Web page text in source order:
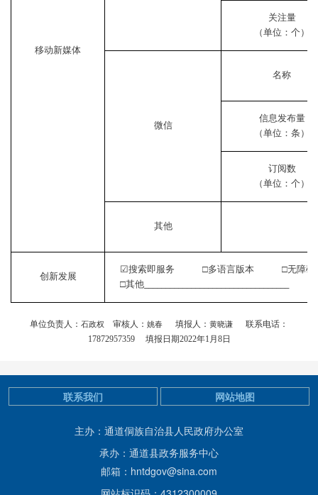
移动新媒体
关注量
（单位：个）
微信
名称
信息发布量
（单位：条）
订阅数
（单位：个）
其他
创新发展
☑搜索即服务 □多语言版本 □无
□其他__________________________________
单位负责人： 石政权 审核人： 姚春 填报人： 黄晓谦
联系电话：
17872957359 填报日期2022年1月8日
主办：通道侗族自治县人民政府办公室
承办：通道县政务服务中心
邮箱：hntdgov@sina.com
联系我们 网站地图